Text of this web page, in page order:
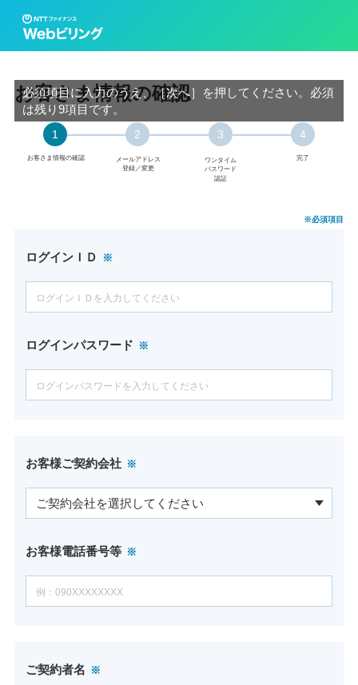
お客さま情報の確認
1
お客さま情報の確認
2
メールアドレス
登録／変更
3
ワンタイム
パスワード
認証
4
完了
※必須項目
ログインＩＤ
ログインパスワード
お客様ご契約会社
お客様電話番号等
ご契約者名
必須項目に入力のうえ、［次へ］を押してください。必須
は残り9項目です。